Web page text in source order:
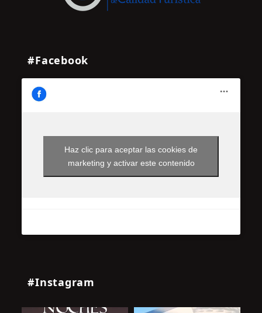
#Facebook
Haz clic para aceptar las cookies de
marketing y activar este contenido
#Instagram